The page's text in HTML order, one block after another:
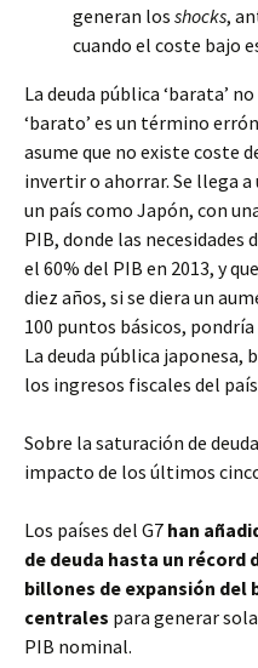
generan los shocks,
cuando el coste bajo
La deuda pública ‘barata’
‘barato’ es un término
asume que no existe coste
invertir o ahorrar. Se llega
un país como Japón, con
PIB, donde las necesidades
el 60% del PIB en 2013, y
diez años, si se diera un
100 puntos básicos,
La deuda pública japonesa,
los ingresos fiscales del
Sobre la saturación de
impacto de los últimos
Los países del G7 han
de deuda hasta un récord
billones de expansión del
centrales para generar
PIB nominal.